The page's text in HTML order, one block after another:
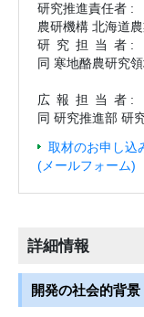
研究推進責任者 :
農研機構 北海道
研究担当 者 :
同 寒地酪農研究
上級
広報担当 者 :
同 研究推進部 研
取材のお申し込
(メールフォーム)
詳細情報
開発の社会的背景